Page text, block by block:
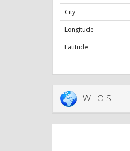
City
Longitude
Latitude
WHOIS